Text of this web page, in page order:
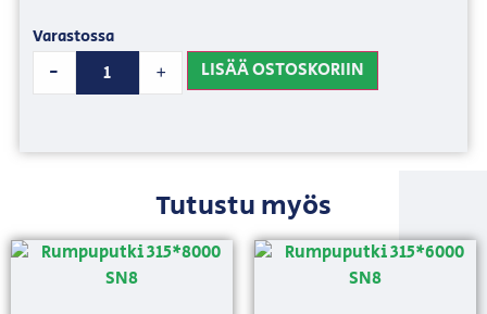
Varastossa
- + LISÄÄ OSTOSKORIIN
Tutustu myös